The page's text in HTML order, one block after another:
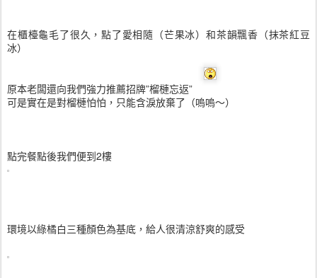
在櫃檯龜毛了很久，點了愛相隨（芒果冰）和茶韻飄香（抹茶紅豆
冰）
原本老闆還向我們強力推薦招牌”榴槤忘返”
可是實在是對榴槤怕怕，只能含淚放棄了（嗚嗚～）
點完餐點後我們便到2樓
環境以綠橘白三種顏色為基底，給人很清涼舒爽的感受